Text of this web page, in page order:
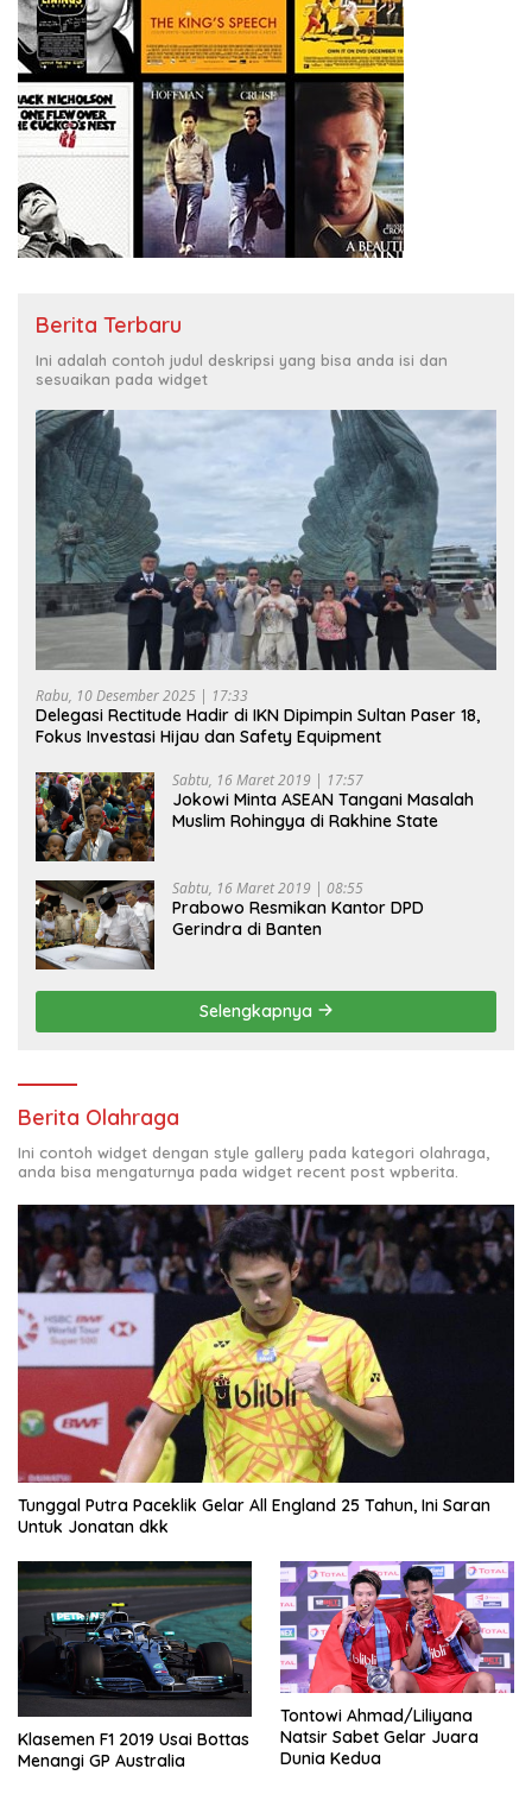
Berita Terbaru
Ini adalah contoh judul deskripsi yang bisa anda isi dan
sesuaikan pada widget
Rabu, 10 Desember 2025 | 17:33
Delegasi Rectitude Hadir di IKN Dipimpin Sultan Paser 18,
Fokus Investasi Hijau dan Safety Equipment
Sabtu, 16 Maret 2019 | 17:57
Jokowi Minta ASEAN Tangani Masalah
Muslim Rohingya di Rakhine State
Sabtu, 16 Maret 2019 | 08:55
Prabowo Resmikan Kantor DPD
Gerindra di Banten
Selengkapnya
Berita Olahraga
Ini contoh widget dengan style gallery pada kategori olahraga,
anda bisa mengaturnya pada widget recent post wpberita.
Tunggal Putra Paceklik Gelar All England 25 Tahun, Ini Saran
Untuk Jonatan dkk
Klasemen F1 2019 Usai Bottas
Menangi GP Australia
Tontowi Ahmad/Liliyana
Natsir Sabet Gelar Juara
Dunia Kedua